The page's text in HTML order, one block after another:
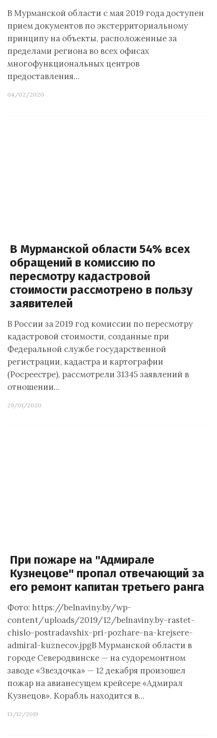
В Мурманской области с мая 2019 года доступен
прием документов по экстерриториальному
принципу на объекты, расположенные за
пределами региона во всех офисах
многофункциональных центров
предоставления…
04/02/2020
В Мурманской области 54% всех
обращений в комиссию по
пересмотру кадастровой
стоимости рассмотрено в пользу
заявителей
В России за 2019 год комиссии по пересмотру
кадастровой стоимости, созданные при
Федеральной службе государственной
регистрации, кадастра и картографии
(Росреестре), рассмотрели 31345 заявлений в
отношении…
29/01/2020
При пожаре на "Адмирале
Кузнецове" пропал отвечающий за
его ремонт капитан третьего ранга
Фото: https://belnaviny.by/wp-
content/uploads/2019/12/belnaviny.by-rastet-
chislo-postradavshix-pri-pozhare-na-krejsere-
admiral-kuznecov.jpgВ Мурманской области в
городе Северодвинске — на судоремонтном
заводе «Звездочка» — 12 декабря произошел
пожар на авианесущем крейсере «Адмирал
Кузнецов». Корабль находится в…
13/12/2019